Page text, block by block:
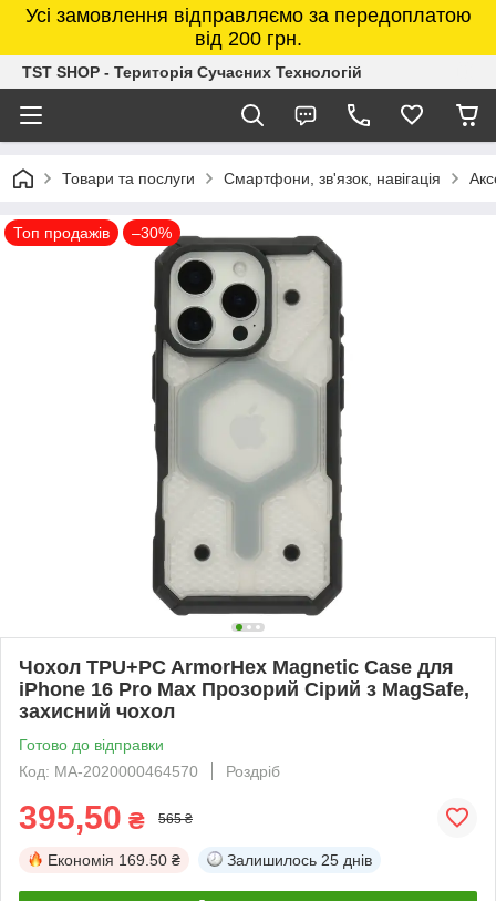
Усі замовлення відправляємо за передоплатою
від 200 грн.
TST SHOP - Територія Сучасних Технологій
Товари та послуги Смартфони, зв'язок, навігація
Топ продажів –30%
Чохол TPU+PC ArmorHex Magnetic Case для
iPhone 16 Pro Max Прозорий Сірий з MagSafe,
захисний чохол
Готово до відправки
Код: MA-2020000464570
Роздріб
395,50 ₴ 565 ₴
Економія 169.50 ₴ Залишилось 25 днів